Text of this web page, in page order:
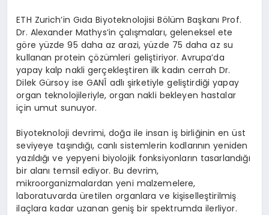
ETH Zurich’in Gıda Biyoteknolojisi Bölüm Başkanı Prof.
Dr. Alexander Mathys’in çalışmaları, geleneksel ete
göre yüzde 95 daha az arazi, yüzde 75 daha az su
kullanan protein çözümleri geliştiriyor. Avrupa’da
yapay kalp nakli gerçekleştiren ilk kadın cerrah Dr.
Dilek Gürsoy ise GANÎ adlı şirketiyle geliştirdiği yapay
organ teknolojileriyle, organ nakli bekleyen hastalar
için umut sunuyor.
Biyoteknoloji devrimi, doğa ile insan iş birliğinin en üst
seviyeye taşındığı, canlı sistemlerin kodlarının yeniden
yazıldığı ve yepyeni biyolojik fonksiyonların tasarlandığı
bir alanı temsil ediyor. Bu devrim,
mikroorganizmalardan yeni malzemelere,
laboratuvarda üretilen organlara ve kişiselleştirilmiş
ilaçlara kadar uzanan geniş bir spektrumda ilerliyor.